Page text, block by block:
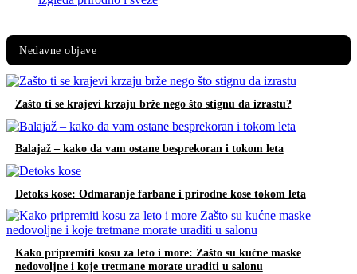
Nedavne objave
Zašto ti se krajevi krzaju brže nego što stignu da izrastu?
Balajaž – kako da vam ostane besprekoran i tokom leta
Detoks kose: Odmaranje farbane i prirodne kose tokom leta
Kako pripremiti kosu za leto i more: Zašto su kućne maske
nedovoljne i koje tretmane morate uraditi u salonu